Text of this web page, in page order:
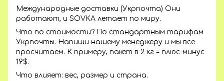
Международные доставки (Укрпочта) Они
работают, и SOVKA летает по миру.
Что по стоимости? По стандартным тарифам
Укрпочты. Напиши нашему менеджеру и мы все
просчитаем. К примеру, пакет в 2 кг = плюс-минус
19$.
Что влияет: вес, размер и страна.